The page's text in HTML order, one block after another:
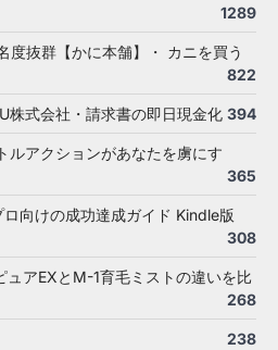
1289
度抜群【かに本舗】・ カニを買う
822
株式会社・請求書の即日現金化 394
ルアクションがあなたを虜にす
365
向けの成功達成ガイド Kindle版
308
アEXとM-1育毛ミストの違いを比
268
238